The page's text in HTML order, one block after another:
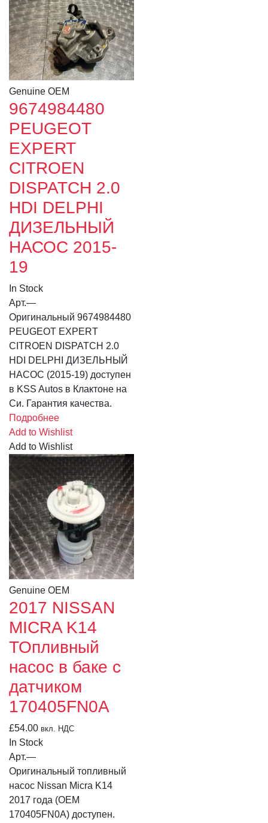
Genuine OEM
9674984480
PEUGEOT
EXPERT
CITROEN
DISPATCH 2.0
HDI DELPHI
ДИЗЕЛЬНЫЙ
НАСОС 2015-
19
In Stock
Арт.—
Оригинальный 9674984480
PEUGEOT EXPERT
CITROEN DISPATCH 2.0
HDI DELPHI ДИЗЕЛЬНЫЙ
НАСОС (2015-19) доступен
в KSS Autos в Клактоне на
Си. Гарантия качества.
Подробнее
Add to Wishlist
Add to Wishlist
Genuine OEM
2017 NISSAN
MICRA K14
ТОпливный
насос в баке с
датчиком
170405FN0A
£54.00 вкл. НДС
In Stock
Арт.—
Оригинальный топливный
насос Nissan Micra K14
2017 года (OEM
170405FN0A) доступен.